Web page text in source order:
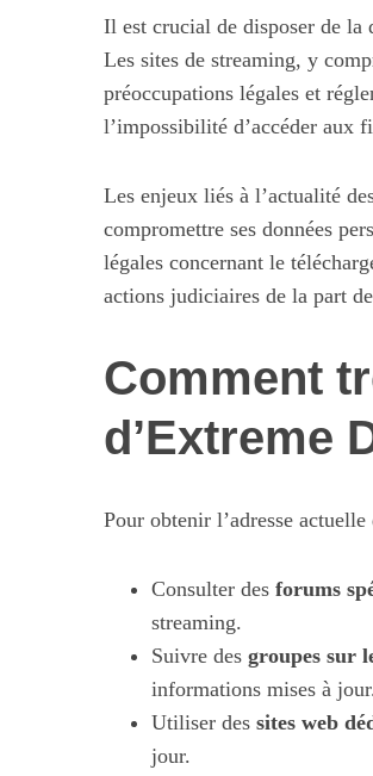
Il est crucial de disposer de la
Les sites de streaming, y
préoccupations légales et
l’impossibilité d’accéder aux
Les enjeux liés à l’actualité
compromettre ses données
légales concernant le
actions judiciaires de la part
Comment
d’Extreme
Pour obtenir l’adresse
Consulter des forums
streaming.
Suivre des groupes sur
informations mises à
Utiliser des sites web
jour.
S
r